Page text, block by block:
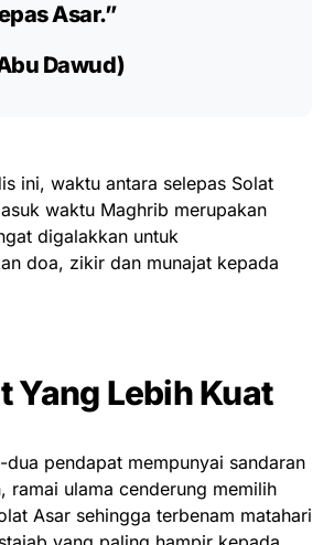
Asar.”
Dawud)
ini, waktu antara selepas Solat
waktu Maghrib merupakan
digalakkan untuk
doa, zikir dan munajat kepada
Yang Lebih Kuat
dua pendapat mempunyai sandaran
ramai ulama cenderung memilih
Asar sehingga terbenam matahari